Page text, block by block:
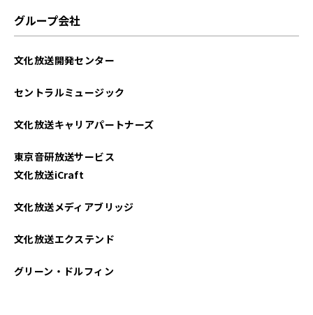
グループ会社
文化放送開発センター
セントラルミュージック
文化放送キャリアパートナーズ
東京音研放送サービス
文化放送iCraft
文化放送メディアブリッジ
文化放送エクステンド
グリーン・ドルフィン